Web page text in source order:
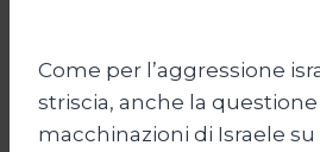
Come per l’aggressione
striscia, anche la
macchinazioni di Israele